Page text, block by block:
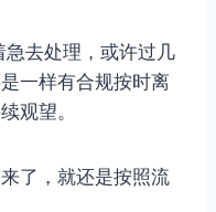
去处理，或许过几
一样有合规按时离
观望。
了，就还是按照流